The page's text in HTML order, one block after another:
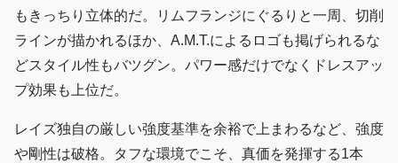
もきっちり立体的だ。リムフランジにぐるりと一周、切削
ラインが描かれるほか、A.M.T.によるロゴも掲げられるな
どスタイル性もバツグン。パワー感だけでなくドレスアッ
プ効果も上位だ。
レイズ独自の厳しい強度基準を余裕で上まわるなど、強度
や剛性は破格。タフな環境でこそ、真価を発揮する1本